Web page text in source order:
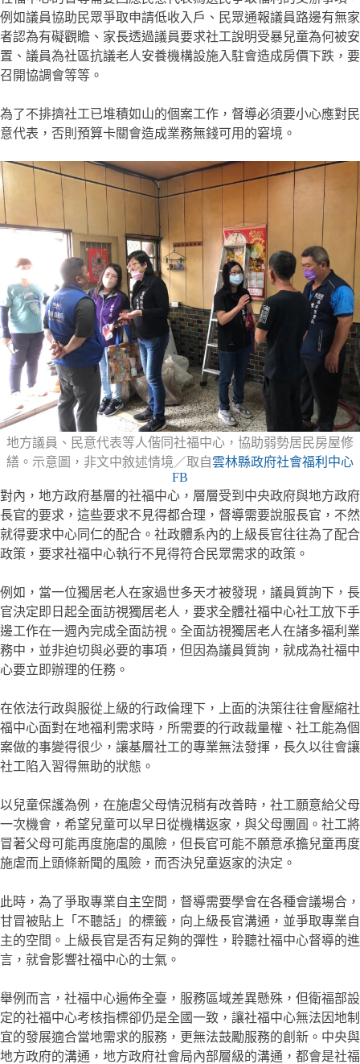
例如議員協助民眾爭取申請低收入戶、民眾通報議員路邊有無家
者認為有礙觀瞻、家長透過議員要求社工說明受暴兒童為何被安
置、議員為社區抗議老人安養機構設施入駐會造成房價下跌，要
召開協調會等等。
為了不排擠社工已堆積如山的個案工作，督導必須要小心應對民
意代表，否則預算卡關會造成業務無錢可用的窘境。
地方議員、民意代表等人偕同社福中心，協助弱勢居民房屋修
繕。示意圖，非文中敘述情境／取自雲林縣政府社會福利中心
FB
對內，地方政府基層的社福中心，層層受到中央政府與地方政府
長官的要求，這些要求不見得都合理，督導需要說服長官，不然
就得要求中心同仁的配合。社政體系內的上級長官往往為了配合
政策，要求社福中心執行不見得符合民眾需求的政策。
例如，當一位獨居老人在家過世多天才被發現，議員質詢下，長
官決定即日起全面訪視獨居老人，要求全體社福中心社工放下手
邊工作在一週內完成全面訪視。全面訪視獨居老人在諸多福利業
務中，並非迫切與必要的事項，但因為議員質詢，就成為社福中
心要立即辦理的任務。
在依法行政與服從上級的行政倫理下，上面的決策往往會壓縮社
福中心面對在地福利需求時，所需要的行政裁量權、社工能為個
案做的事變得很少，讓基層社工的專業無法發揮，長久以往會讓
社工陷入習得無助的狀態。
以兒童保護為例，在施虐父母情況稍有改善時，社工願意給父母
一次機會，希望兒童可以早日從機構返家，與父母團圓。社工將
冒著父母可能再度施虐的風險，但長官可能不願意承擔兒童再度
施虐而上頭條新聞的風險，而否決兒童返家的決定。
此時，為了爭取專業自主空間，督導需要學會在各種會議場合，
甘冒被貼上「不聽話」的標籤，向上級長官溝通，並爭取專業自
主的空間。上級長官是否有足夠的彈性，聆聽社福中心督導的進
言，就會影響社福中心的士氣。
舉例而言，社福中心遍佈全臺，服務區域差異懸殊，但衛福部設
定的社福中心考核指標卻仍是全國一致，讓社福中心無法因地制
宜的發展適合當地需求的服務，更無法鼓勵服務的創新。中央與
地方政府的溝通，地方政府社會局內部層級的溝通，都會是社福